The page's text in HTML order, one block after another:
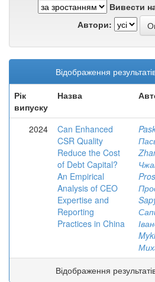
Вивести
Автори:
Відображення
Рік
випуску
Назва
2024
Can Enhanced
CSR Quality
Reduce the Cost
of Debt Capital?
An Empirical
Analysis of CEO
Expertise and
Reporting
Practices in China
Відображення